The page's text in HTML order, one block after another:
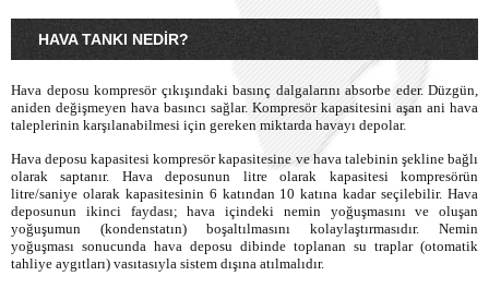
HAVA TANKI NEDIR?
Hava deposu kompresör çıkışındaki basınç dalgalarını absorbe eder. Düzgün,
aniden değişmeyen hava basıncı sağlar. Kompresör kapasitesini aşan ani hava
taleplerinin karşılanabilmesi için gereken miktarda havayı depolar.
Hava deposu kapasitesi kompresör kapasitesine ve hava talebinin şekline bağlı
olarak saptanır. Hava deposunun litre olarak kapasitesi kompresörün
litre/saniye olarak kapasitesinin 6 katından 10 katına kadar seçilebilir. Hava
deposunun ikinci faydası; hava içindeki nemin yoğuşmasını ve oluşan
yoğuşumun (kondenstatın) boşaltılmasını kolaylaştırmasıdır. Nemin
yoğuşması sonucunda hava deposu dibinde toplanan su traplar (otomatik
tahliye aygıtları) vasıtasıyla sistem dışına atılmalıdır.